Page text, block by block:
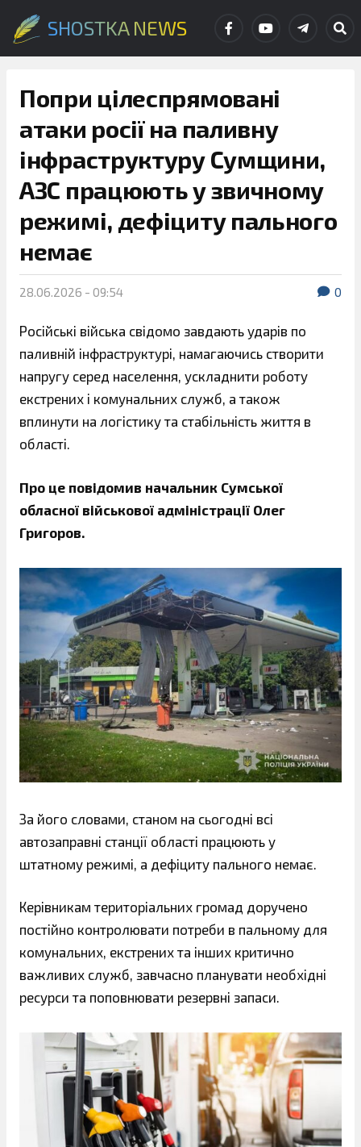
SHOSTKA NEWS
Попри цілеспрямовані
атаки росії на паливну
інфраструктуру Сумщини,
АЗС працюють у звичному
режимі, дефіциту пального
немає
28.06.2026 - 09:54 0
Російські війська свідомо завдають ударів по
паливній інфраструктурі, намагаючись створити
напругу серед населення, ускладнити роботу
екстрених і комунальних служб, а також
вплинути на логістику та стабільність життя в
області.
Про це повідомив начальник Сумської
обласної військової адміністрації Олег
Григоров.
За його словами, станом на сьогодні всі
автозаправні станції області працюють у
штатному режимі, а дефіциту пального немає.
Керівникам територіальних громад доручено
постійно контролювати потреби в пальному для
комунальних, екстрених та інших критично
важливих служб, завчасно планувати необхідні
ресурси та поповнювати резервні запаси.